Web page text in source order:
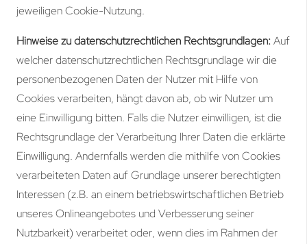
jeweiligen Cookie-Nutzung.
Hinweise zu datenschutzrechtlichen Rechtsgrundlagen:Auf
welcher datenschutzrechtlichen Rechtsgrundlage wir die
personenbezogenen Daten der Nutzer mit Hilfe von
Cookies verarbeiten, hängt davon ab, ob wir Nutzer um
eine Einwilligung bitten. Falls die Nutzer einwilligen, ist die
Rechtsgrundlage der Verarbeitung Ihrer Daten die erklärte
Einwilligung. Andernfalls werden die mithilfe von Cookies
verarbeiteten Daten auf Grundlage unserer berechtigten
Interessen (z.B. an einem betriebswirtschaftlichen Betrieb
unseres Onlineangebotes und Verbesserung seiner
Nutzbarkeit) verarbeitet oder, wenn dies im Rahmen der